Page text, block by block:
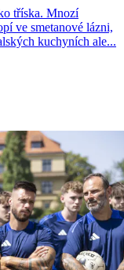
tříska. Mnozí
ve smetanové lázni,
kuchyních ale...